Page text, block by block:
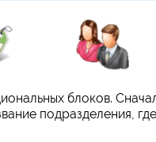
блоков.
подразделения, где